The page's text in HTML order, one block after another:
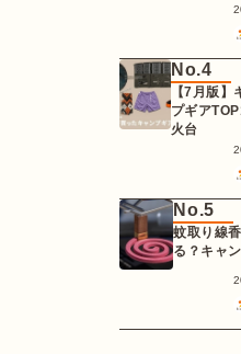
No.4
【7月版】
プギア
火台
No.5
蚊取り線
る？キャ